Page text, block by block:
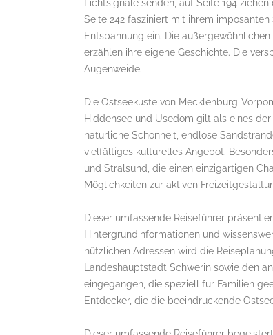
Lichtsignale senden, auf Seite 194
Seite 242 fasziniert mit ihrem
Entspannung ein. Die
erzählen ihre eigene Geschichte. Die
Augenweide.
Die Ostseeküste von Mecklenburg-
Hiddensee und Usedom gilt als eines
natürliche Schönheit, endlose
vielfältiges kulturelles Angebot.
und Stralsund, die einen einzigartigen
Möglichkeiten zur aktiven
Dieser umfassende Reiseführer
Hintergrundinformationen und
nützlichen Adressen wird die
Landeshauptstadt Schwerin sowie den
eingegangen, die speziell für Familien
Entdecker, die die beeindruckende